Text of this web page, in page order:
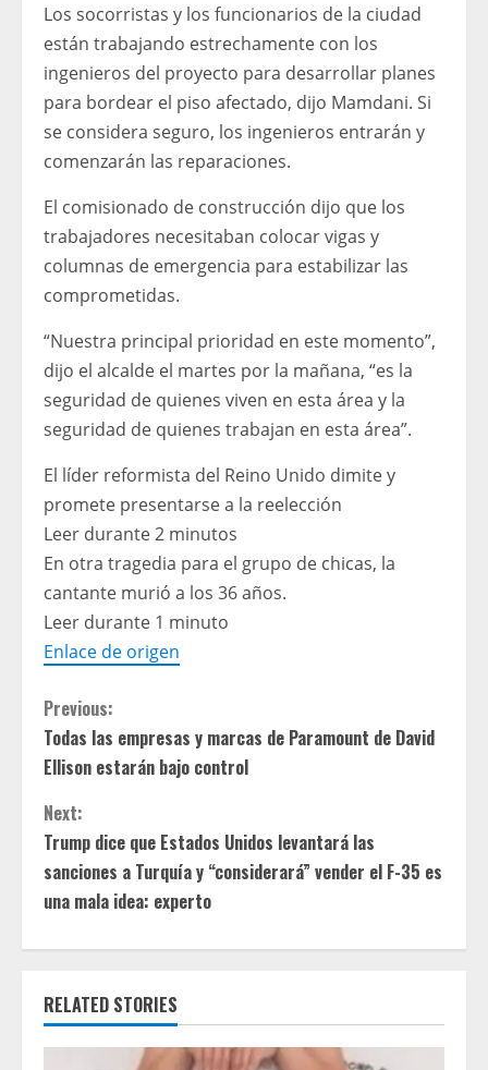
Los socorristas y los funcionarios de la ciudad
están trabajando estrechamente con los
ingenieros del proyecto para desarrollar planes
para bordear el piso afectado, dijo Mamdani. Si
se considera seguro, los ingenieros entrarán y
comenzarán las reparaciones.
El comisionado de construcción dijo que los
trabajadores necesitaban colocar vigas y
columnas de emergencia para estabilizar las
comprometidas.
“Nuestra principal prioridad en este momento”,
dijo el alcalde el martes por la mañana, “es la
seguridad de quienes viven en esta área y la
seguridad de quienes trabajan en esta área”.
El líder reformista del Reino Unido dimite y
promete presentarse a la reelección
Leer durante 2 minutos
En otra tragedia para el grupo de chicas, la
cantante murió a los 36 años.
Leer durante 1 minuto
Enlace de origen
C
o
n
t
i
n
u
e
Previous:
Todas las empresas y marcas de Paramount de David
Ellison estarán bajo control
Next:
Trump dice que Estados Unidos levantará las
sanciones a Turquía y “considerará” vender el F-35 es
una mala idea: experto
RELATED STORIES